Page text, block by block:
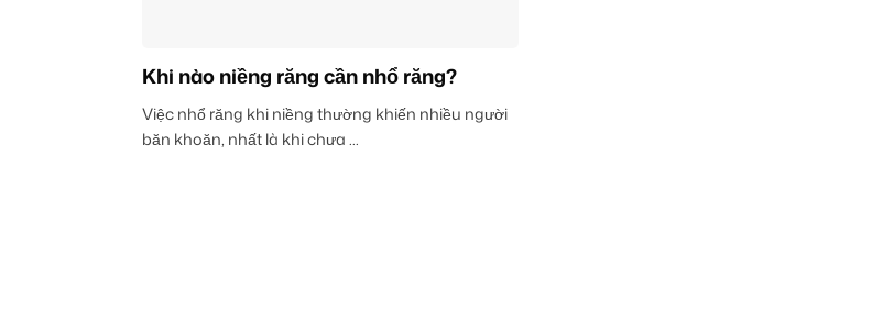
Khi nào niềng răng cần nhổ răng?
Việc nhổ răng khi niềng thường khiến nhiều người
băn khoăn, nhất là khi chưa ...